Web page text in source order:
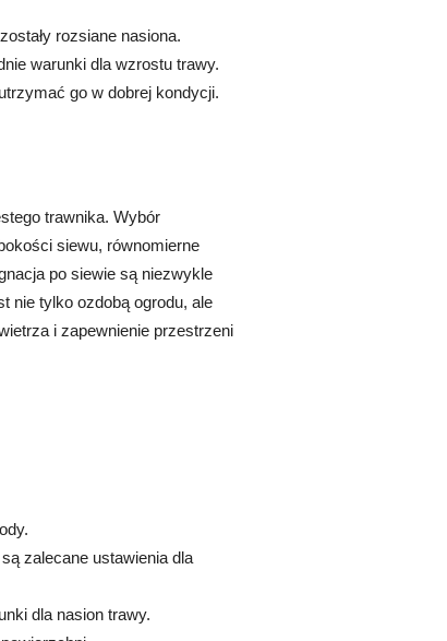
rozsiane nasiona.
warunki dla wzrostu trawy.
go w dobrej kondycji.
trawnika. Wybór
siewu, równomierne
po siewie są niezwykle
nie tylko ozdobą ogrodu, ale
i zapewnienie przestrzeni
zalecane ustawienia dla
dla nasion trawy.